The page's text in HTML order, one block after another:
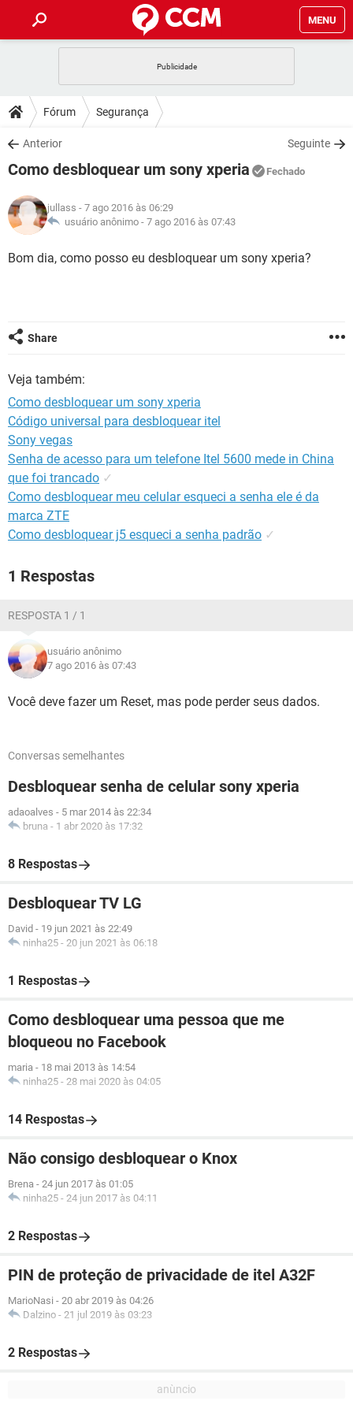
MENU
CELULAR
OUTLOOK
INSTAGRAM GMAIL
GUIA DE COMPRAS
DICAS
JOGOS
INSTAGRAM
GUIA DE COMPRAS
DOWNLOADS
JOGOS WHATSAPP
CELULAR
OUTLOOK EXCEL
INSTAGRAM
JOGOS
CELULAR
OUTLOOK EXCEL
GLOSSÁRIO
JOGOS
INSTAGRAM
Fórum Segurança
Anterior Seguinte
Como desbloquear um sony xperia Fechado
jullass - 7 ago 2016 às 06:29
usuário anônimo - 7 ago 2016 às 07:43
Bom dia, como posso eu desbloquear um sony xperia?
Share
Veja também:
Como desbloquear um sony xperia
Código universal para desbloquear itel
Sony vegas
Senha de acesso para um telefone Itel 5600 mede in China
que foi trancado ✓
Como desbloquear meu celular esqueci a senha ele é da
marca ZTE
Como desbloquear j5 esqueci a senha padrão ✓
1 Respostas
RESPOSTA 1 / 1
usuário anônimo
7 ago 2016 às 07:43
Você deve fazer um Reset, mas pode perder seus dados.
Conversas semelhantes
Desbloquear senha de celular sony xperia
adaoalves - 5 mar 2014 às 22:34
bruna - 1 abr 2020 às 17:32
8 Respostas
Desbloquear TV LG
David - 19 jun 2021 às 22:49
ninha25 - 20 jun 2021 às 06:18
1 Respostas
Como desbloquear uma pessoa que me
bloqueou no Facebook
maria - 18 mai 2013 às 14:54
ninha25 - 28 mai 2020 às 04:05
14 Respostas
Não consigo desbloquear o Knox
Brena - 24 jun 2017 às 01:05
ninha25 - 24 jun 2017 às 04:11
2 Respostas
PIN de proteção de privacidade de itel A32F
MarioNasi - 20 abr 2019 às 04:26
Dalzino - 21 jul 2019 às 03:23
2 Respostas